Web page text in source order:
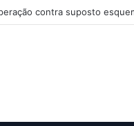
contra suposto